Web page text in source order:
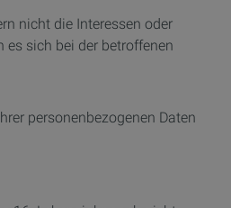
nicht die Interessen oder
es sich bei der betroffenen
personenbezogenen Daten